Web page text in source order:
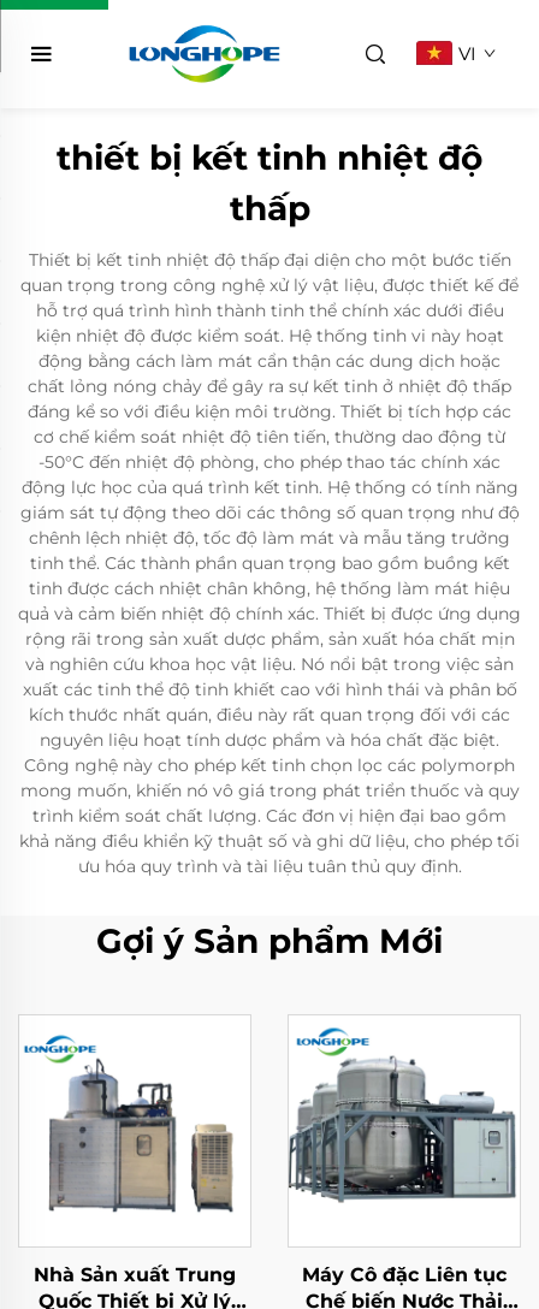
VI
thiết bị kết tinh nhiệt độ
thấp
Thiết bị kết tinh nhiệt độ thấp đại diện cho một bước tiến
quan trọng trong công nghệ xử lý vật liệu, được thiết kế để
hỗ trợ quá trình hình thành tinh thể chính xác dưới điều
kiện nhiệt độ được kiểm soát. Hệ thống tinh vi này hoạt
động bằng cách làm mát cẩn thận các dung dịch hoặc
chất lỏng nóng chảy để gây ra sự kết tinh ở nhiệt độ thấp
đáng kể so với điều kiện môi trường. Thiết bị tích hợp các
cơ chế kiểm soát nhiệt độ tiên tiến, thường dao động từ
-50°C đến nhiệt độ phòng, cho phép thao tác chính xác
động lực học của quá trình kết tinh. Hệ thống có tính năng
giám sát tự động theo dõi các thông số quan trọng như độ
chênh lệch nhiệt độ, tốc độ làm mát và mẫu tăng trưởng
tinh thể. Các thành phần quan trọng bao gồm buồng kết
tinh được cách nhiệt chân không, hệ thống làm mát hiệu
quả và cảm biến nhiệt độ chính xác. Thiết bị được ứng dụng
rộng rãi trong sản xuất dược phẩm, sản xuất hóa chất mịn
và nghiên cứu khoa học vật liệu. Nó nổi bật trong việc sản
xuất các tinh thể độ tinh khiết cao với hình thái và phân bố
kích thước nhất quán, điều này rất quan trọng đối với các
nguyên liệu hoạt tính dược phẩm và hóa chất đặc biệt.
Công nghệ này cho phép kết tinh chọn lọc các polymorph
mong muốn, khiến nó vô giá trong phát triển thuốc và quy
trình kiểm soát chất lượng. Các đơn vị hiện đại bao gồm
khả năng điều khiển kỹ thuật số và ghi dữ liệu, cho phép tối
ưu hóa quy trình và tài liệu tuân thủ quy định.
Gợi ý Sản phẩm Mới
Nhà Sản xuất Trung
Quốc Thiết bị Xử lý
Máy Cô đặc Liên tục
Chế biến Nước Thải